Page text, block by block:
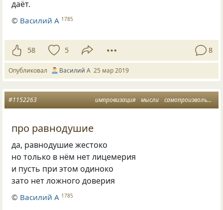
даёт.
© Василий А 1785
58 5 8
Опубликовал Василий А 25 мар 2019
импровизация мысли самопроизвольное
#1152263
про равнодушие
да, равнодушие жестоко
но только в нём нет лицемерия
и пусть при этом одиноко
зато нет ложного доверия
© Василий А 1785